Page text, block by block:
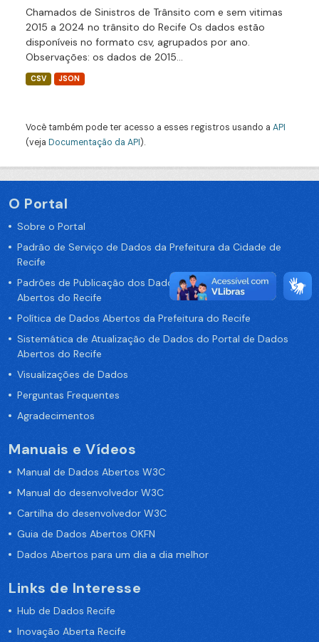
Chamados de Sinistros de Trânsito com e sem vitimas
2015 a 2024 no trânsito do Recife Os dados estão
disponíveis no formato csv, agrupados por ano.
Observações: os dados de 2015...
CSV JSON
Você também pode ter acesso a esses registros usando a API
(veja Documentação da API).
O Portal
Sobre o Portal
Padrão de Serviço de Dados da Prefeitura da Cidade de
Recife
Padrões de Publicação dos Dados no Portal de Dados
Abertos do Recife
Política de Dados Abertos da Prefeitura do Recife
Sistemática de Atualização de Dados do Portal de Dados
Abertos do Recife
Visualizações de Dados
Perguntas Frequentes
Agradecimentos
Manuais e Vídeos
Manual de Dados Abertos W3C
Manual do desenvolvedor W3C
Cartilha do desenvolvedor W3C
Guia de Dados Abertos OKFN
Dados Abertos para um dia a dia melhor
Links de Interesse
Hub de Dados Recife
Inovação Aberta Recife